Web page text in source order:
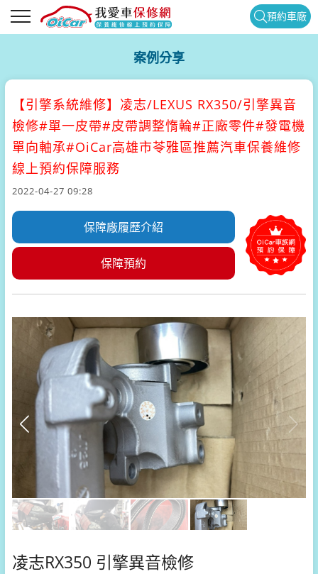
預約車廠
案例分享
【引擎系統維修】 凌志/LEXUS RX350/引擎異音
檢修#單一皮帶#皮帶調整惰輪#正廠零件#發電機
單向軸承#OiCar高雄市苓雅區推薦汽車保養維修
線上預約保障服務
2022-04-27 09:28
保障廠履歷介紹
保障預約
凌志RX350 引擎異音檢修